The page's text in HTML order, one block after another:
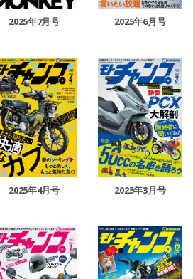
2025年7月号 2025年6月号
2025年4月号 2025年3月号